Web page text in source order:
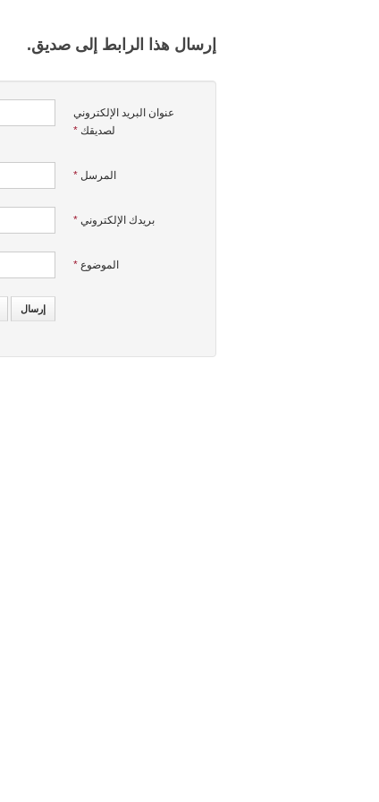
إرسال هذا الرابط إلى صديق.
عنوان البريد الإلكتروني
لصديقك *
المرسل *
بريدك الإلكتروني *
الموضوع *
إرسال